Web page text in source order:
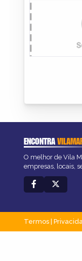
ENCONTRA
O melhor de Vila
empresas, locais,
Termos